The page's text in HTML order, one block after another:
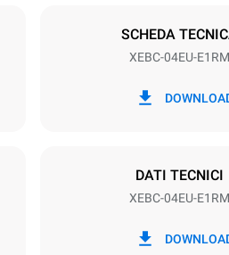
380-415V 3N~ / 220-240V
Consumo in kWh
SCHEDA
XEBC-04EU-E1RM
DATI TECNICI
XEBC-04EU-E1RM